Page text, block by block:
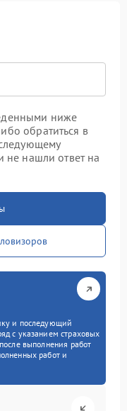
ниже
обратиться в
не нашли ответ на
и последующий
с указанием страховых
выполнения работ
работ и